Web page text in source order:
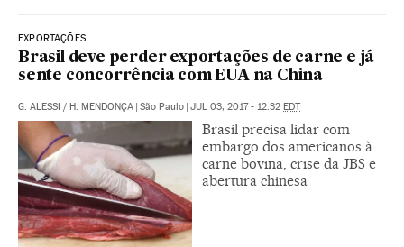
EXPORTAÇÕES
Brasil deve perder exportações de carne e já
sente concorrência com EUA na China
G. ALESSI / H. MENDONÇA São Paulo JUL 03, 2017 - 12:32 EDT
Brasil precisa lidar com
embargo dos americanos à
carne bovina, crise da JBS e
abertura chinesa